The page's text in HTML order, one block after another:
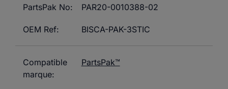
PartsPak No: PAR20-0010388-02
OEM Ref: BISCA-PAK-3STIC
Compatible
marque:
PartsPak™